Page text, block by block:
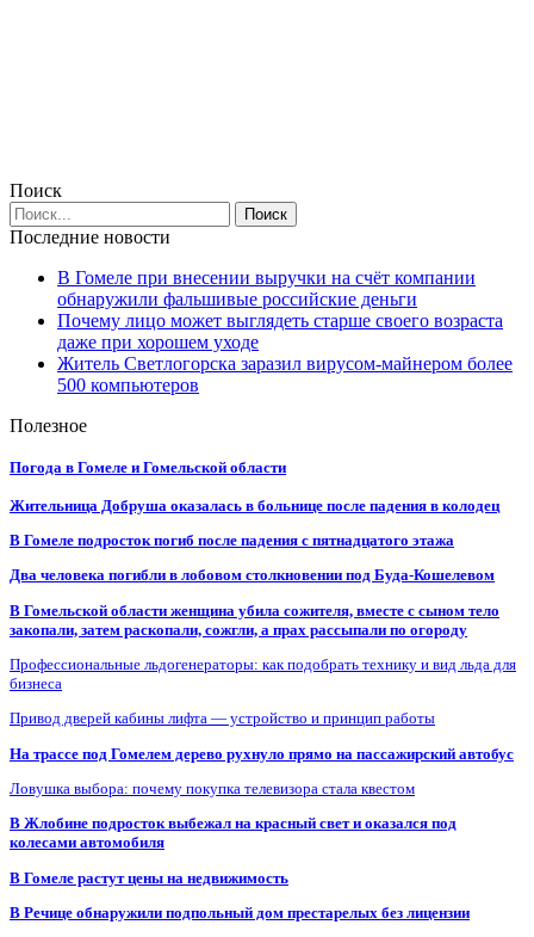
Поиск
Последние новости
В Гомеле при внесении выручки на счёт компании
обнаружили фальшивые российские деньги
Почему лицо может выглядеть старше своего возраста
даже при хорошем уходе
Житель Светлогорска заразил вирусом-майнером более
500 компьютеров
Полезное
Погода в Гомеле и Гомельской области
Жительница Добруша оказалась в больнице после падения в колодец
В Гомеле подросток погиб после падения с пятнадцатого этажа
Два человека погибли в лобовом столкновении под Буда-Кошелевом
В Гомельской области женщина убила сожителя, вместе с сыном тело
закопали, затем раскопали, сожгли, а прах рассыпали по огороду
Профессиональные льдогенераторы: как подобрать технику и вид льда для
бизнеса
Привод дверей кабины лифта — устройство и принцип работы
На трассе под Гомелем дерево рухнуло прямо на пассажирский автобус
Ловушка выбора: почему покупка телевизора стала квестом
В Жлобине подросток выбежал на красный свет и оказался под
колесами автомобиля
В Гомеле растут цены на недвижимость
В Речице обнаружили подпольный дом престарелых без лицензии